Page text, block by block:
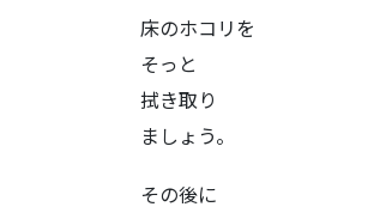
床のホコリを
そっと
拭き取り
ましょう。
その後に